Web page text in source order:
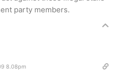
party members.
8.08pm